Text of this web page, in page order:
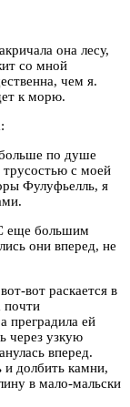
она лесу,
со мной
чем я.
к морю.
по душе
с моей
Фулуфьелль, я
еще большим
они вперед, не
вот раскается в
почти
преградила ей
через узкую
вперед.
долбить камни,
в мало-мальски